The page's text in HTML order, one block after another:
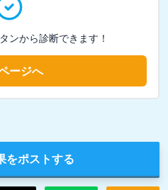
ンから診断できます！
ージへ
をポストする